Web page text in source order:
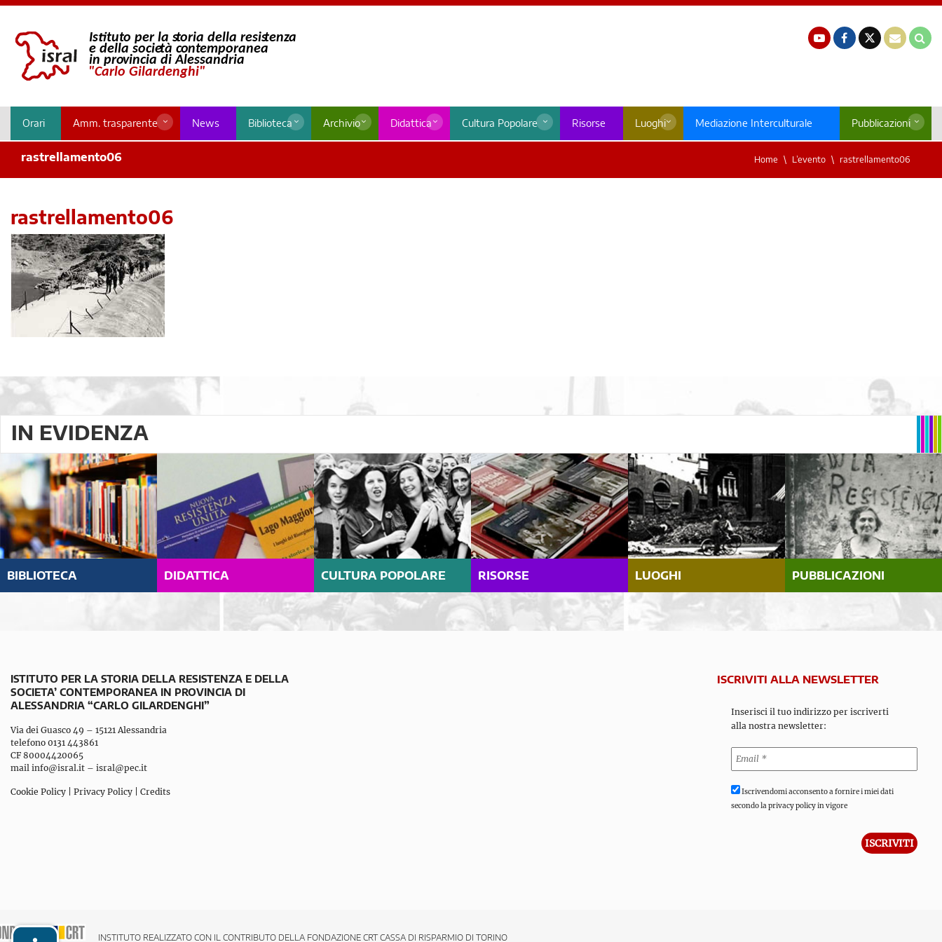
Orari Amm. trasparente News Biblioteca Archivio Didattica Cultura Popolare Risorse Luoghi Mediazione Interculturale Pubblicazioni
rastrellamento06 Home L’evento rastrellamento06
rastrellamento06
IN EVIDENZA
BIBLIOTECA DIDATTICA CULTURA POPOLARE RISORSE LUOGHI PUBBLICAZIONI
ISTITUTO PER LA STORIA DELLA RESISTENZA E DELLA
SOCIETA’ CONTEMPORANEA IN PROVINCIA DI
ALESSANDRIA “CARLO GILARDENGHI”
Via dei Guasco 49 – 15121 Alessandria
telefono 0131 443861
CF 80004420065
mail info@isral.it – isral@pec.it
Cookie Policy Privacy Policy Credits
ISCRIVITI ALLA NEWSLETTER
Inserisci il tuo indirizzo per iscriverti
alla nostra newsletter:
Iscrivendomi acconsento a fornire i miei dati
secondo la privacy policy in vigore
INSTITUTO REALIZZATO CON IL CONTRIBUTO DELLA FONDAZIONE CRT CASSA DI RISPARMIO DI TORINO